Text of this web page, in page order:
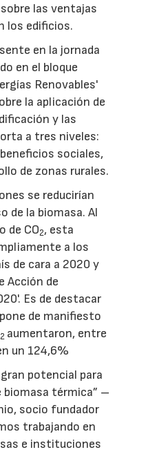
las ventajas
los edificios.
en la jornada
en el bloque
Renovables'
la aplicación de
y las
a tres niveles:
sociales,
de zonas rurales.
se reducirían
de la biomasa. Al
de CO2, esta
a los
de cara a 2020 y
Acción de
Es de destacar
de manifiesto
2 aumentaron, entre
un 124,6%
potencial para
biomasa térmica” –
socio fundador
trabajando en
e instituciones